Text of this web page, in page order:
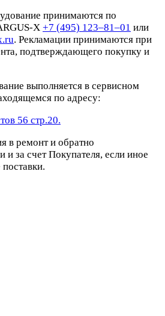
принимаются по
X +7 (495) 123–81–01 или
. Рекламации принимаются при
подтверждающего покупку и
выполняется в сервисном
по адресу:
56 стр.20.
в ремонт и обратно
и за счет Покупателя, если иное